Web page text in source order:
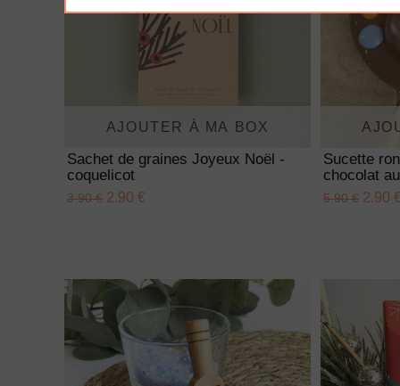
AJOUTER À MA BOX
Sachet de graines Joyeux Noël -
coquelicot
3.90 € 2.90 €
Sucette
chocolat
5.90 €2.90 €